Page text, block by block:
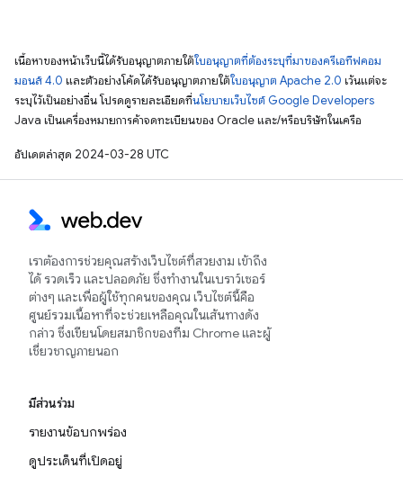
เนื้อหาของหน้าเว็บนี้ได้รับอนุญาตภายใต้ใบอนุญาตที่ต้องระบุที่มาของครีเอทีฟคอม
มอนส์ 4.0 และตัวอย่างโค้ดได้รับอนุญาตภายใต้ใบอนุญาต Apache 2.0 เว้นแต่จะ
ระบุไว้เป็นอย่างอื่น โปรดดูรายละเอียดที่นโยบายเว็บไซต์ Google Developers
Java เป็นเครื่องหมายการค้าจดทะเบียนของ Oracle และ/หรือบริษัทในเครือ
อัปเดตล่าสุด 2024-03-28 UTC
เราต้องการช่วยคุณสร้างเว็บไซต์ที่สวยงาม เข้าถึง
ได้ รวดเร็ว และปลอดภัย ซึ่งทำงานในเบราว์เซอร์
ต่างๆ และเพื่อผู้ใช้ทุกคนของคุณ เว็บไซต์นี้คือ
ศูนย์รวมเนื้อหาที่จะช่วยเหลือคุณในเส้นทางดัง
กล่าว ซึ่งเขียนโดยสมาชิกของทีม Chrome และผู้
เชี่ยวชาญภายนอก
มีส่วนร่วม
รายงานข้อบกพร่อง
ดูประเด็นที่เปิดอยู่